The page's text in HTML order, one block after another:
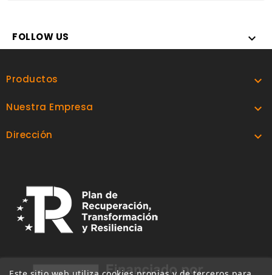
FOLLOW US 
Productos 
Nuestra Empresa 
Dirección 